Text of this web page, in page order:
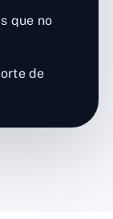
que no
de